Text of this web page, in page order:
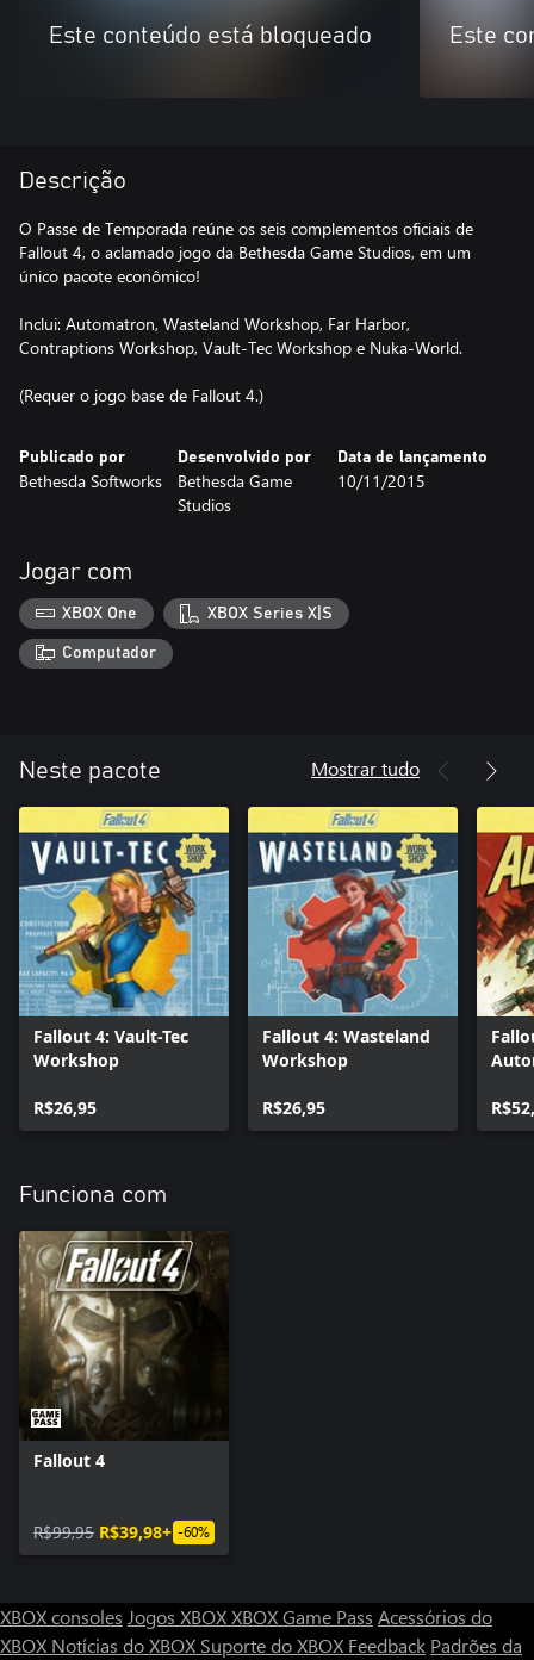
Este conteúdo está bloqueado Este
Descrição
O Passe de Temporada reúne os seis complementos oficiais de
Fallout 4, o aclamado jogo da Bethesda Game Studios, em um
único pacote econômico!
Inclui: Automatron, Wasteland Workshop, Far Harbor,
Contraptions Workshop, Vault-Tec Workshop e Nuka-World.
(Requer o jogo base de Fallout 4.)
Publicado por
Bethesda Softworks
Desenvolvido por
Bethesda Game
Studios
Data de lançamento
10/11/2015
Jogar com
XBOX One XBOX Series X|S
Computador
Neste pacote Mostrar tudo
Fallout 4: Vault-Tec
Workshop
R$26,95
Fallout 4: Wasteland
Workshop
R$26,95
Funciona com
Fallout 4
R$99,95 R$39,98+ -60%
XBOX consoles Jogos XBOXXBOX Game Pass Acessórios do
XBOX Notícias do XBOX Suporte do XBOX Feedback Padrões da